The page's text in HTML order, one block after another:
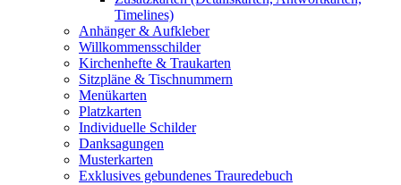
Timelines)
Anhänger & Aufkleber
Willkommensschilder
Kirchenhefte & Traukarten
Sitzpläne & Tischnummern
Menükarten
Platzkarten
Individuelle Schilder
Danksagungen
Musterkarten
Exklusives gebundenes Trauredebuch